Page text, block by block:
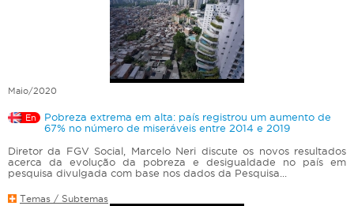
Maio/2020
En
Pobreza extrema em alta: país registrou um aumento de
67% no número de miseráveis entre 2014 e 2019
Diretor da FGV Social, Marcelo Neri discute os novos resultados
acerca da evolução da pobreza e desigualdade no país em
pesquisa divulgada com base nos dados da Pesquisa...
Temas / Subtemas